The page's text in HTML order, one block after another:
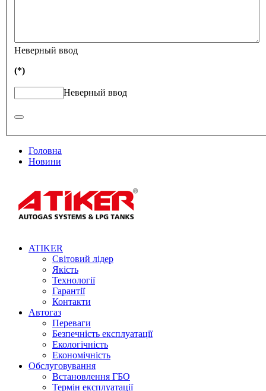
Неверный ввод
(*)
Неверный ввод
Головна
Новини
ATIKER
Світовий лідер
Якість
Технології
Гарантії
Контакти
Автогаз
Переваги
Безпечність експлуатації
Екологічність
Економічність
Обслуговування
Встановлення ГБО
Термін експлуатації